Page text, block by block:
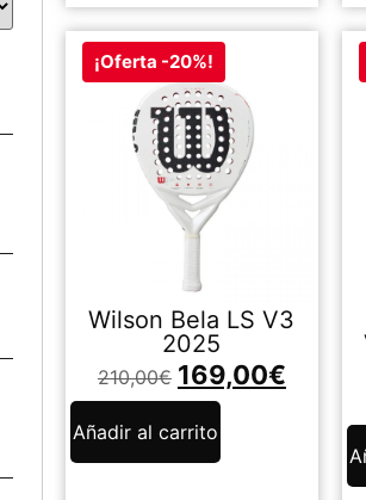
¡Oferta -20%!
Wilson Bela LS V3
2025
210,00€ 169,00€
Añadir al carrito